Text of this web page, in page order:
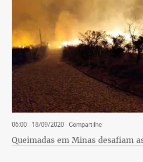
06:00 - 18/09/2020- Compartilhe
Queimadas em Minas desafiam